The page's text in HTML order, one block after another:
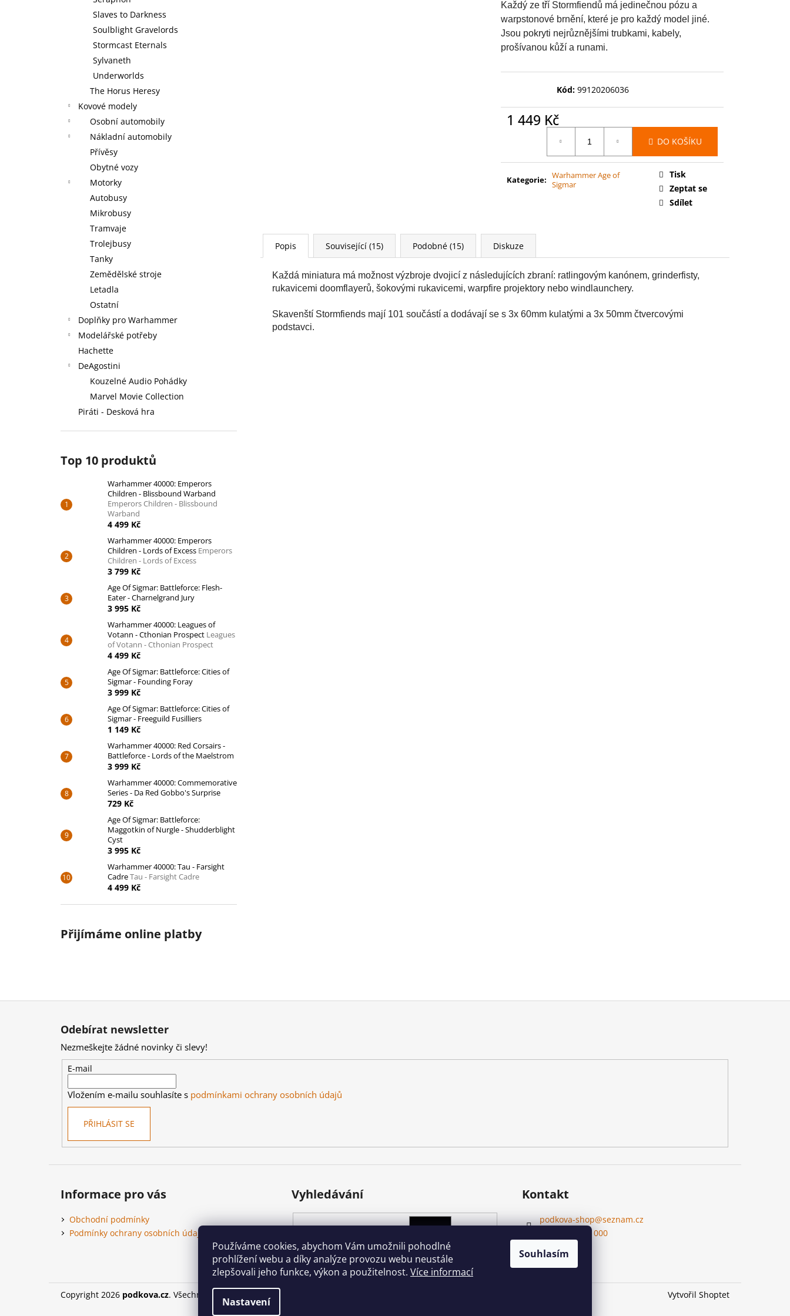
Používáme cookies, abychom Vám umožnili pohodlné
prohlížení webu a díky analýze provozu webu neustále
zlepšovali jeho funkce, výkon a použitelnost. Více informací
Nastavení
Souhlasím
Slaves to Darkness
Soulblight Gravelords
Stormcast Eternals
Sylvaneth
Underworlds
The Horus Heresy
Kovové modely
Osobní automobily
Nákladní automobily
Přívěsy
Obytné vozy
Motorky
Autobusy
Mikrobusy
Tramvaje
Trolejbusy
Tanky
Zemědělské stroje
Letadla
Ostatní
Doplňky pro Warhammer
Modelářské potřeby
Hachette
DeAgostini
Kouzelné Audio Pohádky
Marvel Movie Collection
Piráti - Desková hra
Top 10 produktů
Warhammer 40000: Emperors
Children - Blissbound Warband
Emperors Children - Blissbound
Warband
4 499 Kč
Warhammer 40000: Emperors
Children - Lords of Excess Emperors
Children - Lords of Excess
3 799 Kč
Age Of Sigmar: Battleforce: Flesh-
Eater - Charnelgrand Jury
3 995 Kč
Warhammer 40000: Leagues of
Votann - Cthonian Prospect Leagues
of Votann - Cthonian Prospect
4 499 Kč
Age Of Sigmar: Battleforce: Cities of
Sigmar - Founding Foray
3 999 Kč
Age Of Sigmar: Battleforce: Cities of
Sigmar - Freeguild Fusilliers
1 149 Kč
Warhammer 40000: Red Corsairs -
Battleforce - Lords of the Maelstrom
3 999 Kč
Warhammer 40000: Commemorative
Series - Da Red Gobbo's Surprise
729 Kč
Age Of Sigmar: Battleforce:
Maggotkin of Nurgle - Shudderblight
Cyst
3 995 Kč
Warhammer 40000: Tau - Farsight
CadreTau - Farsight Cadre
4 499 Kč
Přijímáme online platby
Každý ze tří Stormfiendů má jedinečnou pózu a
warpstonové brnění, které je pro každý model jiné.
Jsou pokryti nejrůznějšími trubkami, kabely,
prošívanou kůží a runami.
Kód: 99120206036
1 449 Kč
DO KOŠÍKU
Kategorie: Warhammer Age of
Sigmar
Tisk
Zeptat se
Sdílet
Popis Související (15) Podobné (15) Diskuze
Každá miniatura má možnost výzbroje dvojicí z následujících zbraní: ratlingovým kanónem, grinderfisty,
rukavicemi doomflayerů, šokovými rukavicemi, warpfire projektory nebo windlaunchery.
Skavenští Stormfiends mají 101 součástí a dodávají se s 3x 60mm kulatými a 3x 50mm čtvercovými
podstavci.
WARHAMMER 40000: EMPERORS
CHILDREN - BLISSBOUND WARBAND
WARBAND
4 499 Kč
AGE OF SIGMAR: BATTLEFORCE: FLESH-
EATER - CHARNELGRAND JURY
Z
Odebírat newsletter
Nezmeškejte žádné novinky či slevy!
E-mail
Vložením e-mailu souhlasíte s podmínkami ochrany osobních údajů
PŘIHLÁSIT SE
Informace pro vás
Obchodní podmínky
Podmínky ochrany osobních údajů
Vyhledávání Kontakt
podkova-shop@seznam.cz
+420 704 397 000
Vytvořil Shoptet
Copyright 2026 podkova.cz. Všechna práva vyhrazena.